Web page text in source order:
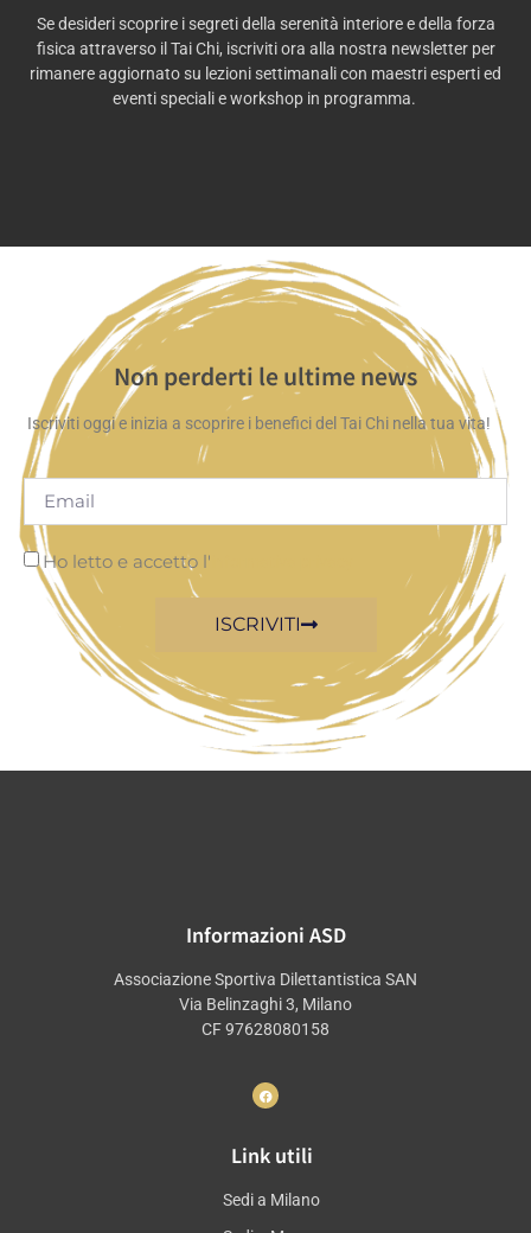
Se desideri scoprire i segreti della serenità interiore e della forza
fisica attraverso il Tai Chi, iscriviti ora alla nostra newsletter per
rimanere aggiornato su lezioni settimanali con maestri esperti ed
eventi speciali e workshop in programma.
Non perderti le ultime news
Iscriviti oggi e inizia a scoprire i benefici del Tai Chi nella tua vita!
Ho letto e accetto l'
ISCRIVITI
Informazioni ASD
Associazione Sportiva Dilettantistica SAN
Via Belinzaghi 3, Milano
CF 97628080158
Link utili
Sedi a Milano